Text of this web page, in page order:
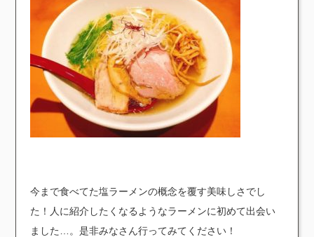
今まで食べてた塩ラーメンの概念を覆す美味しさでし
た！人に紹介したくなるようなラーメンに初めて出会い
ました…。是非みなさん行ってみてください！